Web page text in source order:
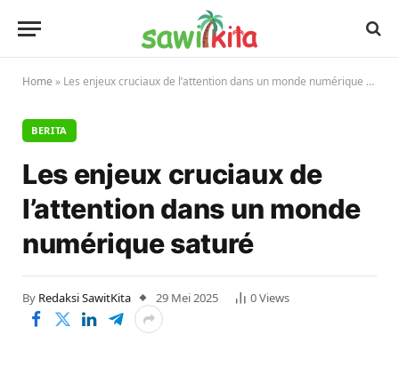
Home » Les enjeux cruciaux de l’attention dans un monde numérique saturé
BERITA
Les enjeux cruciaux de
l’attention dans un monde
numérique saturé
By Redaksi SawitKita 29 Mei 2025 0Views